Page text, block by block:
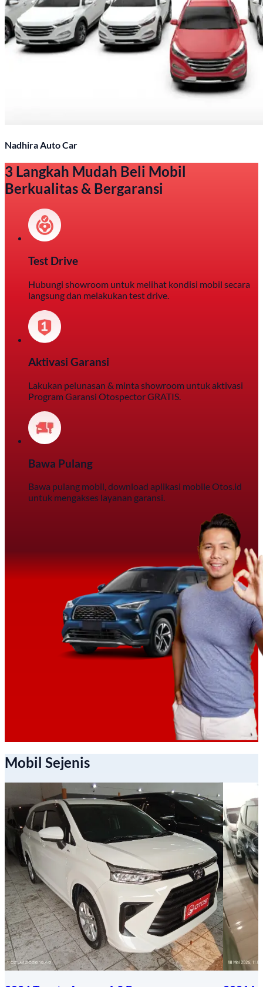
Nadhira Auto Car
3 Langkah Mudah Beli Mobil
Berkualitas & Bergaransi
Test Drive
Hubungi showroom untuk melihat kondisi mobil secara
langsung dan melakukan test drive.
Aktivasi Garansi
Lakukan pelunasan & minta showroom untuk aktivasi
Program Garansi Otospector GRATIS.
Bawa Pulang
Bawa pulang mobil, download aplikasi mobile Otos.id
untuk mengakses layanan garansi.
Mobil Sejenis